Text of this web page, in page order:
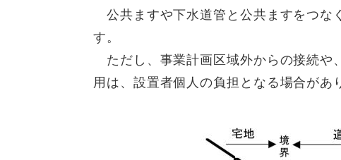
公共ますや下水道管と公共ますをつな
す。
ただし、事業計画区域外からの接続や
用は、設置者個人の負担となる場合があ